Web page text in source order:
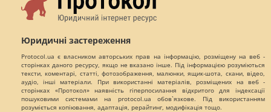
Юридичні застереження
Protocol.ua є власником авторських прав на інформацію, розміщену на веб -
сторінках даного ресурсу, якщо не вказано інше. Під інформацією розуміються
тексти, коментарі, статті, фотозображення, малюнки, ящик-шота, скани, відео,
аудіо, інші матеріали. При використанні матеріалів, розміщених на веб -
сторінках «Протокол» наявність гіперпосилання відкритого для індексації
пошуковими системами на protocol.ua обов`язкове. Під використанням
розуміється копіювання, адаптація, рерайтинг, модифікація тощо.